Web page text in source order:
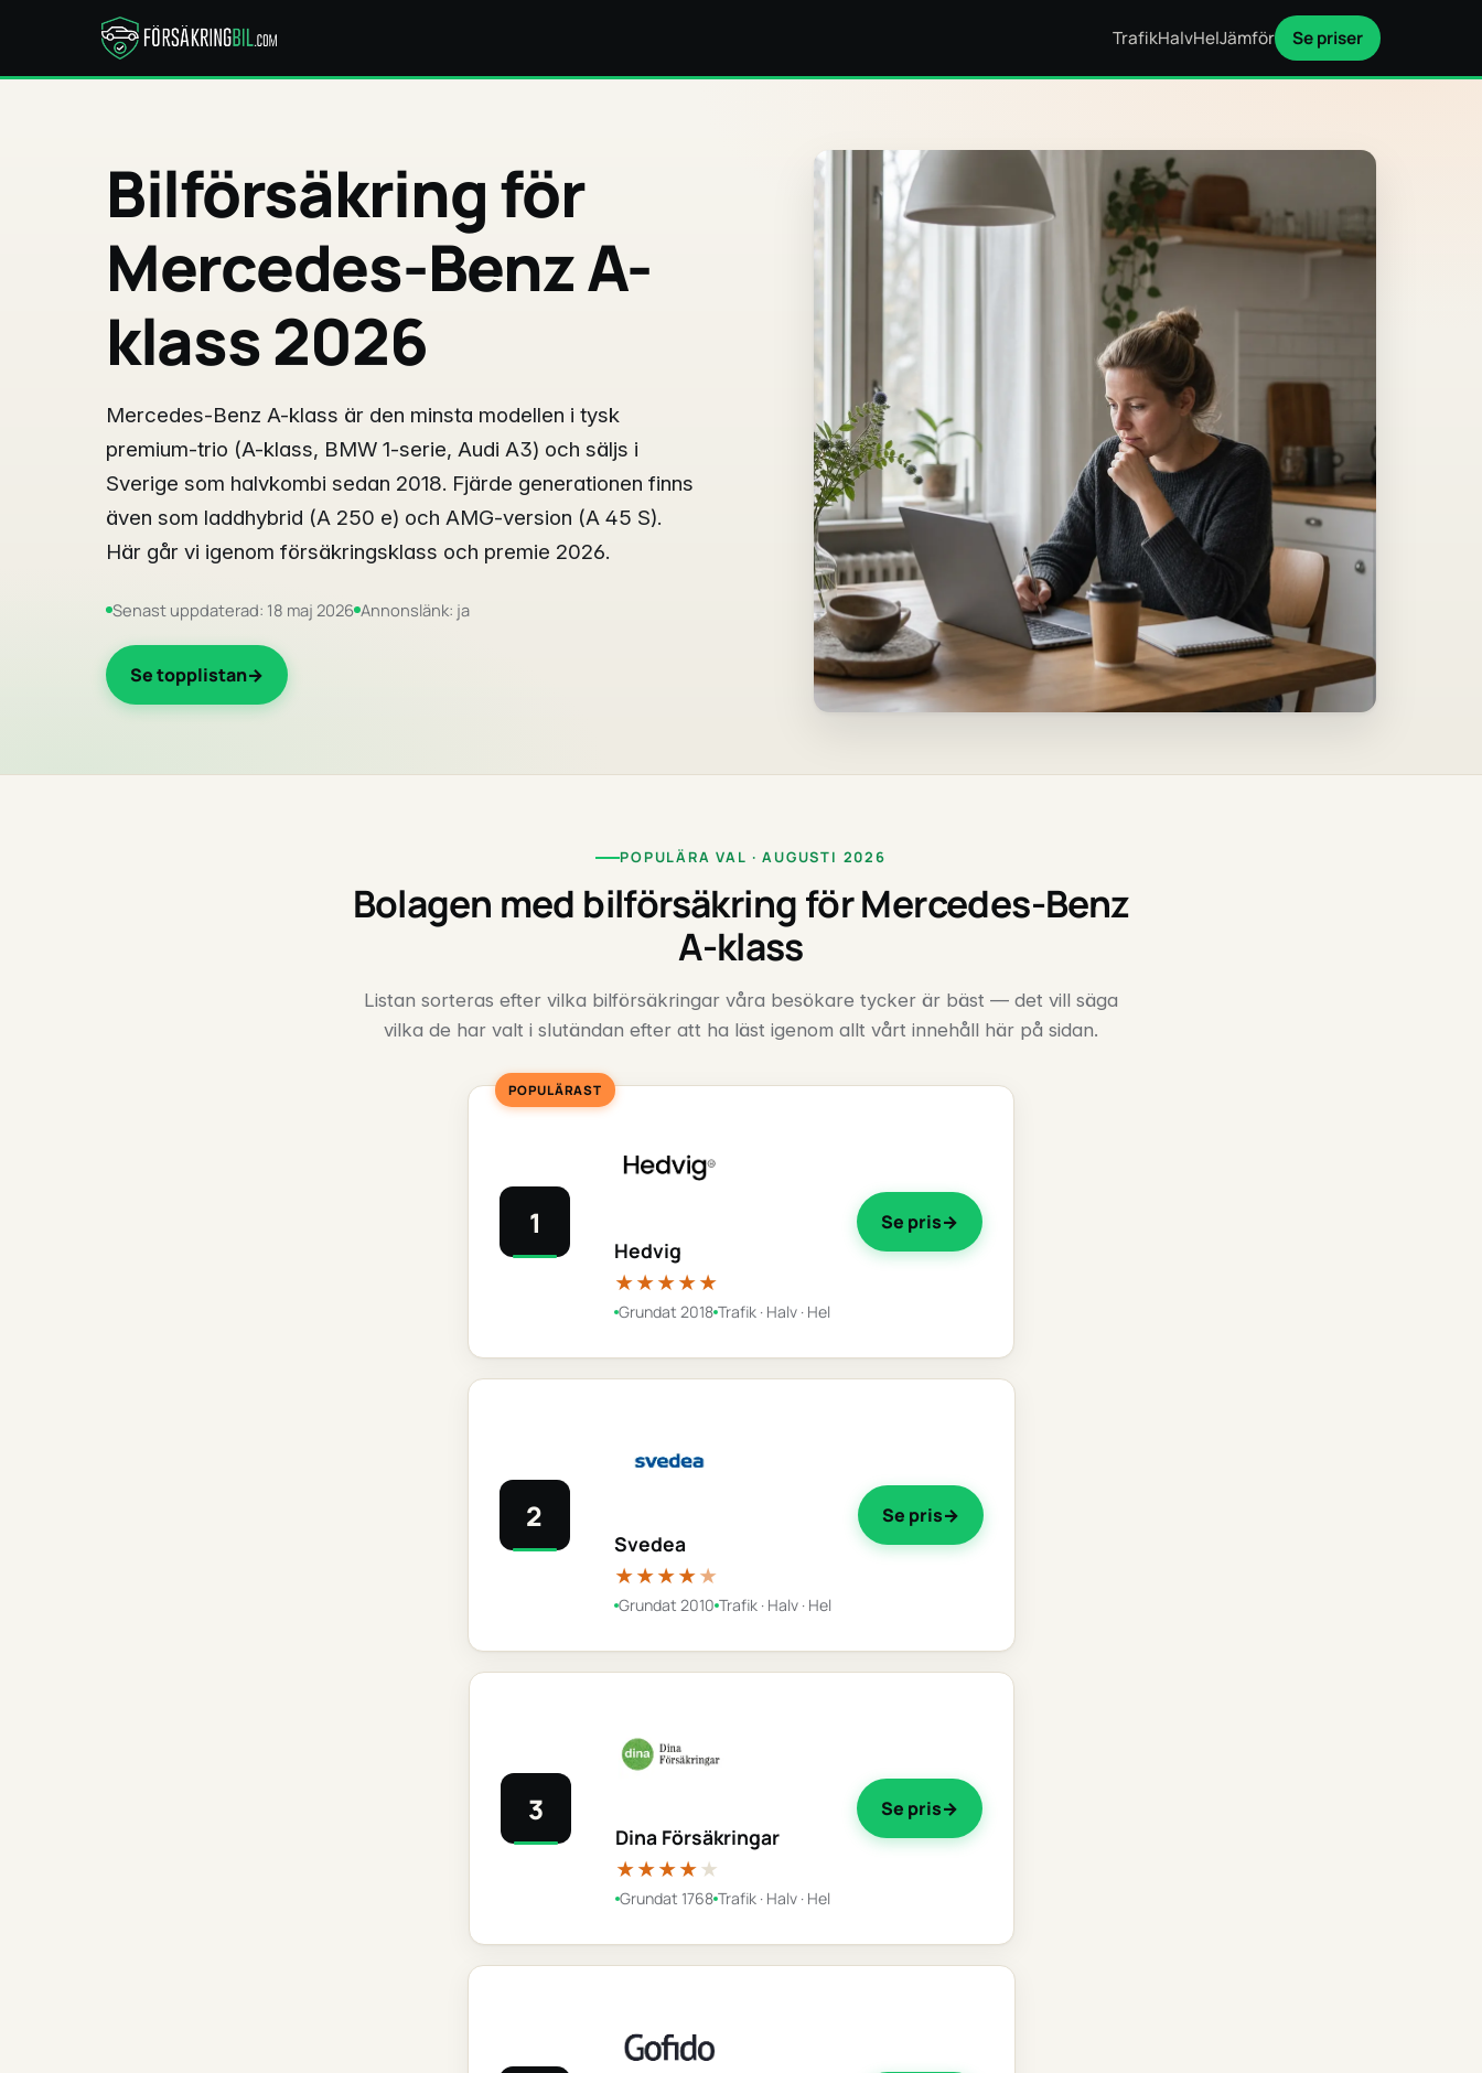
TrafikHalvHelJämför Se priser
Bilförsäkring för
Mercedes-Benz A-
klass 2026
Mercedes-Benz A-klass är den minsta modellen i tysk
premium-trio (A-klass, BMW 1-serie, Audi A3) och säljs i
Sverige som halvkombi sedan 2018. Fjärde generationen finns
även som laddhybrid (A 250 e) och AMG-version (A 45 S).
Här går vi igenom försäkringsklass och premie 2026.
Senast uppdaterad: 18 maj 2026 Annonslänk: ja
Se topplistan
POPULÄRA VAL · AUGUSTI 2026
Bolagen med bilförsäkring för Mercedes-Benz
A-klass
Listan sorteras efter vilka bilförsäkringar våra besökare tycker är bäst — det vill säga
vilka de har valt i slutändan efter att ha läst igenom allt vårt innehåll här på sidan.
POPULÄRAST
1
Hedvig
★★★★★
Grundat 2018 Trafik · Halv · Hel
Se pris
2
Svedea
★★★★★
Grundat 2010 Trafik · Halv · Hel
Se pris
3
Dina Försäkringar
★★★★★
Grundat 1768 Trafik · Halv · Hel
Se pris